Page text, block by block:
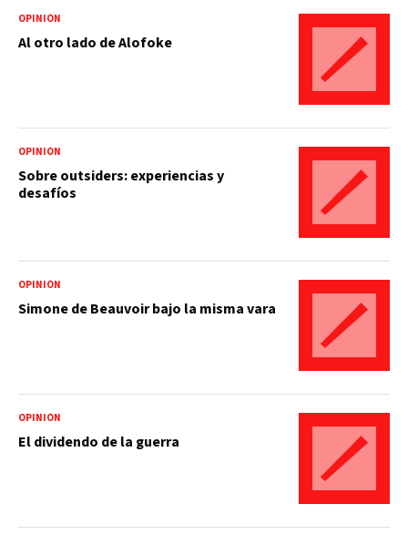
OPINIÓN
Al otro lado de Alofoke
OPINIÓN
Sobre outsiders: experiencias y
desafíos
OPINIÓN
Simone de Beauvoir bajo la misma vara
OPINIÓN
El dividendo de la guerra